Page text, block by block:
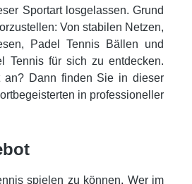
Sportart losgelassen. Grund
Von stabilen Netzen,
Padel Tennis Bällen und
Tennis für sich zu entdecken.
an? Dann finden Sie in dieser
in professioneller
spielen zu können. Wer im